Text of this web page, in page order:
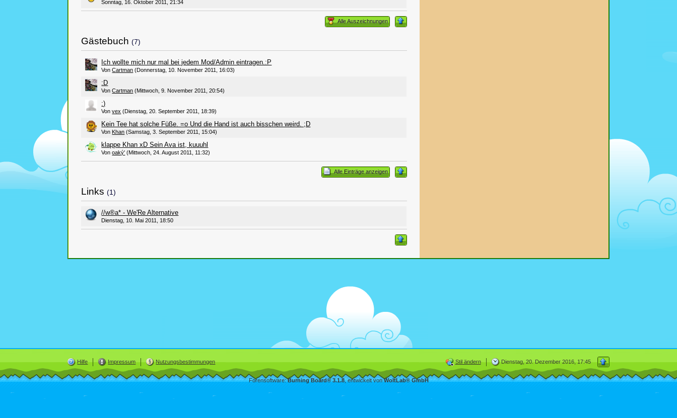
Sonntag, 16. Oktober 2011, 21:34
Alle Auszeichnungen
Gästebuch (7)
Ich wollte mich nur mal bei jedem Mod/Admin eintragen.:P
VonCartman (Donnerstag, 10. November 2011, 16:03)
:D
VonCartman (Mittwoch, 9. November 2011, 20:54)
:)
Vonvex (Dienstag, 20. September 2011, 18:39)
Kein Tee hat solche Füße. =o Und die Hand ist auch bisschen weird. ;D
Von Khan (Samstag, 3. September 2011, 15:04)
klappe Khan xD Sein Ava ist, kuuuhl
Vonoaký' (Mittwoch, 24. August 2011, 11:32)
Alle Einträge anzeigen
Links (1)
//w®a* - We'Re Alternative
Dienstag, 10. Mai 2011, 18:50
Hilfe Impressum Nutzungsbestimmungen Stil ändern Dienstag, 20. Dezember 2016, 17:45
Forensoftware:Burning Board® 3.1.8, entwickelt vonWoltLab® GmbH